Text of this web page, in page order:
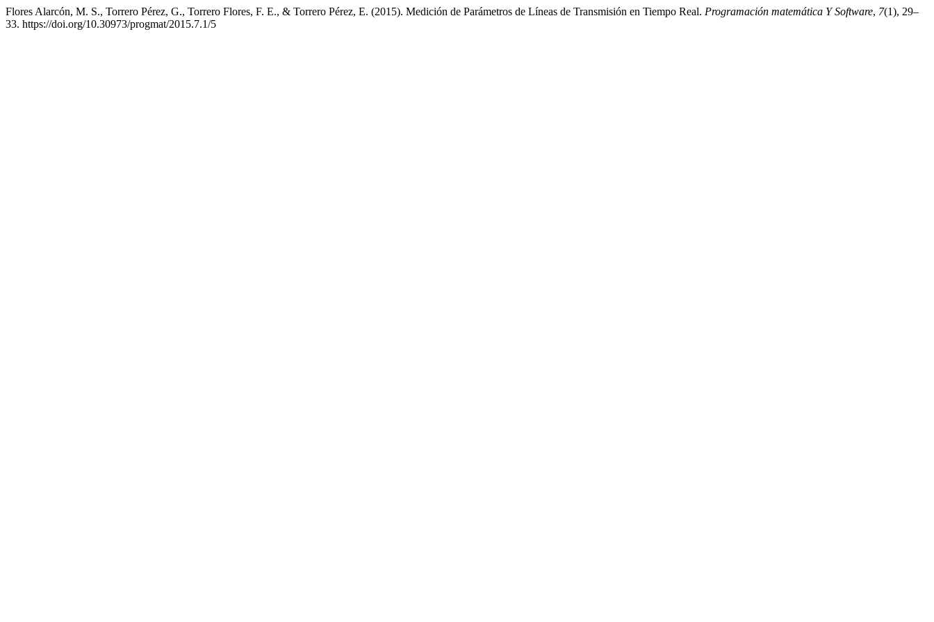
Flores Alarcón, M. S., Torrero Pérez, G., Torrero Flores, F. E., & Torrero Pérez, E. (2015). Medición de Parámetros de Líneas de Transmisión en Tiempo Real. Programación matemática Y Software, 7(1), 29–
33. https://doi.org/10.30973/progmat/2015.7.1/5